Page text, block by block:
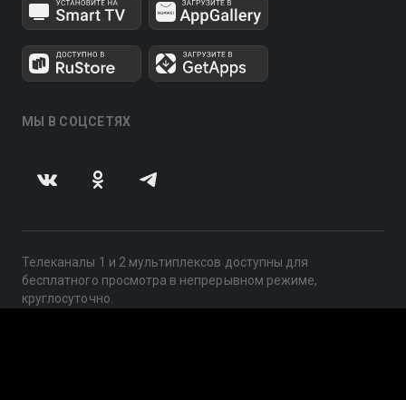
МЫ В СОЦСЕТЯХ
Телеканалы 1 и 2 мультиплексов доступны для
бесплатного просмотра в непрерывном режиме,
круглосуточно.